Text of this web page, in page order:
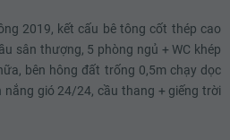
7.2 tỷ
7.22 tỷ
7.24 tỷ
2019, kết cấu bê tông cốt thép cao
sân thượng, 5 phòng ngủ + WC khép
bên hông đất trống 0,5m chạy dọc
nắng gió 24/24, cầu thang + giếng trời